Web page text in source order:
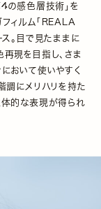
の感色層技術」を
ィルム「REALA
。目で見たままに
現を目指し、さま
おいて使いやすく
階調にメリハリを持た
体的な表現が得られ